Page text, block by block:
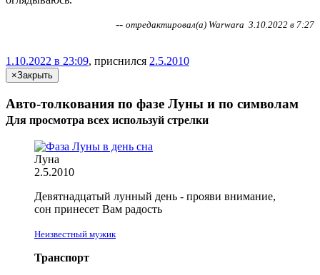
-- отредактировал(а) Warwara 3.10.2022 в 7:27
1.10.2022 в 23:09, приснился 2.5.2010
×Закрыть
Авто-толкования по фазе Луны и по символам
Для просмотра всех используй стрелки
Луна
2.5.2010
Девятнадцатый лунный день - прояви внимание,
сон принесет Вам радость
Неизвестный мужик
Транспорт